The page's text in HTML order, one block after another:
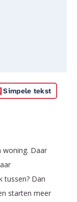
Simpele tekst
woning. Daar
tussen? Dan
starten meer